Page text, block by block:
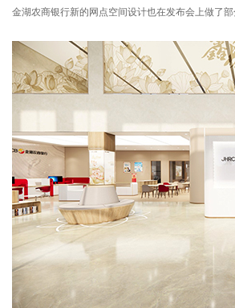
金湖农商银行新的网点空间设计也在发布会上做了部